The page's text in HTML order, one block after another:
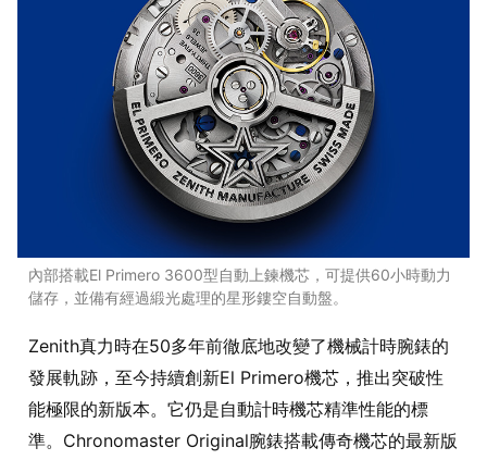
內部搭載El Primero 3600型自動上鍊機芯，可提供60小時動力
儲存，並備有經過緞光處理的星形鏤空自動盤。
Zenith真力時在50多年前徹底地改變了機械計時腕錶的
發展軌跡，至今持續創新El Primero機芯，推出突破性
能極限的新版本。它仍是自動計時機芯精準性能的標
準。Chronomaster Original腕錶搭載傳奇機芯的最新版